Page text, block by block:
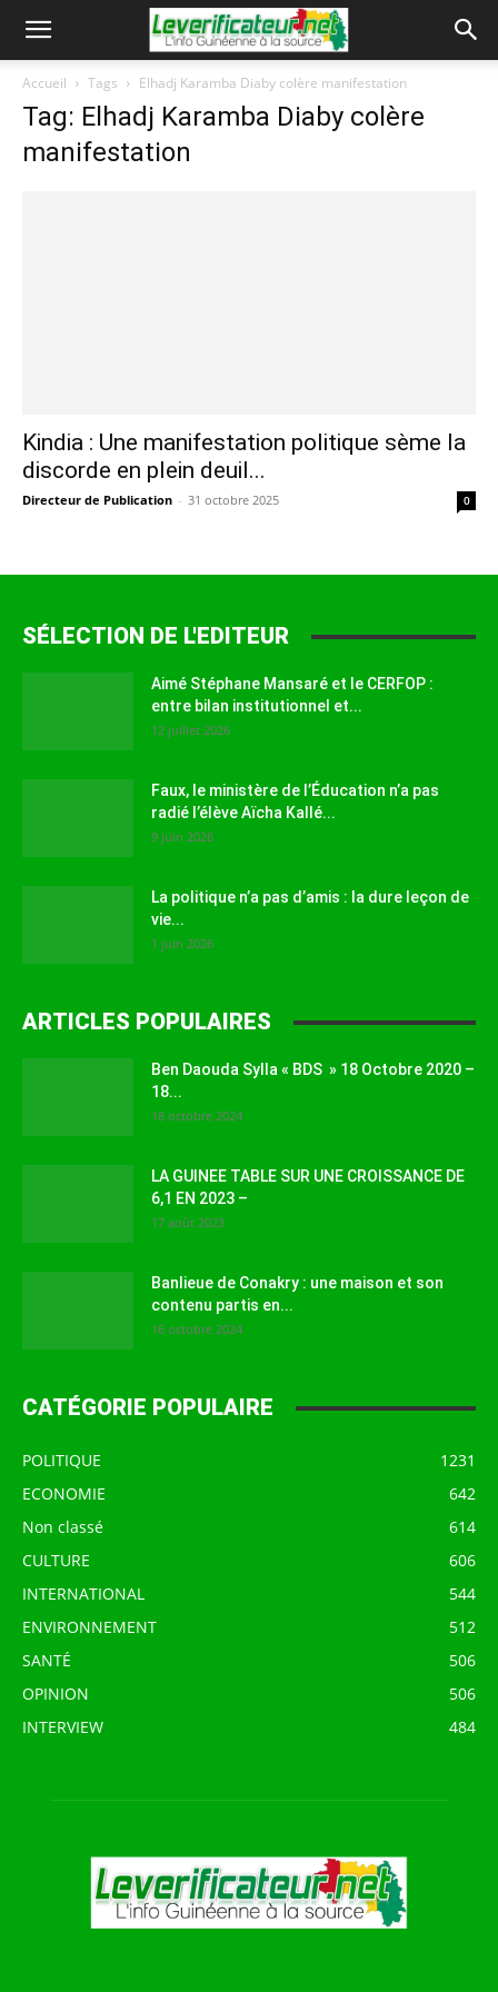
Accueil Tags Elhadj Karamba Diaby colère manifestation
Tag: Elhadj Karamba Diaby colère
manifestation
Kindia : Une manifestation politique sème la
discorde en plein deuil...
Directeur de Publication - 31 octobre 2025 0
SÉLECTION DE L'EDITEUR
Aimé Stéphane Mansaré et le CERFOP :
entre bilan institutionnel et...
12 juillet 2026
Faux, le ministère de l’Éducation n’a pas
radié l’élève Aïcha Kallé...
9 juin 2026
La politique n’a pas d’amis : la dure leçon de
vie...
1 juin 2026
ARTICLES POPULAIRES
Ben Daouda Sylla « BDS » 18 Octobre 2020 –
18...
18 octobre 2024
LA GUINEE TABLE SUR UNE CROISSANCE DE
6,1 EN 2023 –
17 août 2023
Banlieue de Conakry : une maison et son
contenu partis en...
16 octobre 2024
CATÉGORIE POPULAIRE
POLITIQUE
1231
ECONOMIE
642
Non classé
614
CULTURE
606
INTERNATIONAL
544
ENVIRONNEMENT
512
SANTÉ
506
OPINION
506
INTERVIEW
484